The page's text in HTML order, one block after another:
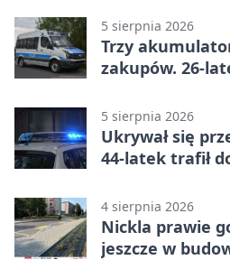
5 sierpnia 2026
Trzy
zakupów. 26-
5 sierpnia 2026
Ukrywał się
44-latek trafił
4 sierpnia 2026
Nickla prawie
jeszcze w